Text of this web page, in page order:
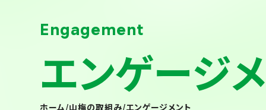
Engagement
エンゲージ
ホーム/山梅の取組み/エンゲージメント